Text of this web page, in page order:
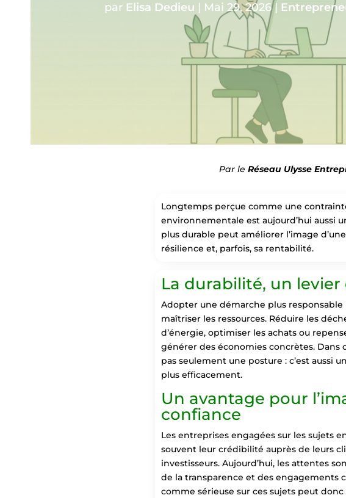
par Elisa Dedieu | Mai 29, 2026|
Par le Réseau Ulysse
Longtemps perçue comme une
environnementale est aujourd’hui aussi
plus durable peut améliorer l’image
résilience et, parfois, sa rentabilité.
La durabilité, un
Adopter une démarche plus
maîtriser les ressources. Réduire les
d’énergie, optimiser les achats ou
générer des économies concrètes. Dans
pas seulement une posture : c’est aussi
plus efficacement.
Un avantage pour
confiance
Les entreprises engagées sur les sujets
souvent leur crédibilité auprès de leurs
investisseurs. Aujourd’hui, les attentes
de la transparence et des engagements
comme sérieuse sur ces sujets peut